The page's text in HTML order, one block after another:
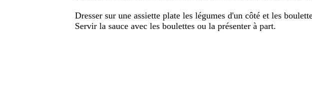
Dresser sur une assiette plate les légumes d'un côté et les
Servir la sauce avec les boulettes ou la présenter à part.